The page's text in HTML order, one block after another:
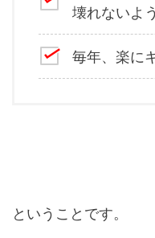
壊れないよ
毎年、楽に
ということです。